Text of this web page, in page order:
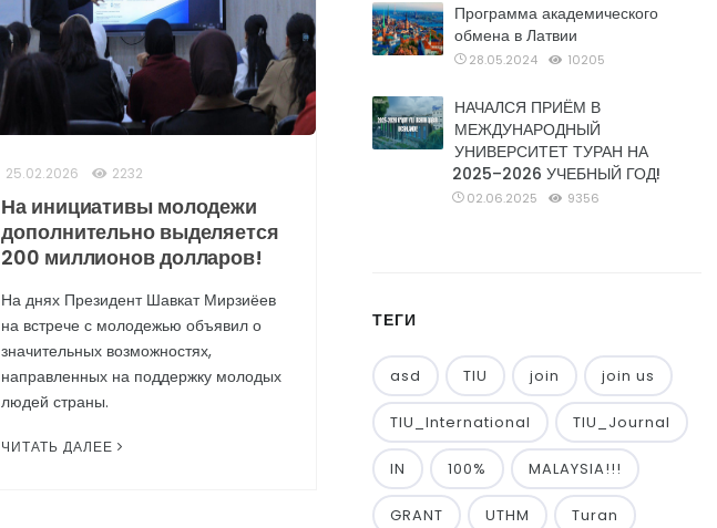
25.02.2026 2232
На инициативы молодежи
дополнительно выделяется
200 миллионов долларов!
На днях Президент Шавкат Мирзиёев
на встрече с молодежью объявил о
значительных возможностях,
направленных на поддержку молодых
людей страны.
ЧИТАТЬ ДАЛЕЕ
Программа академического
обмена в Латвии
28.05.2024 10205
НАЧАЛСЯ ПРИЁМ В
МЕЖДУНАРОДНЫЙ
УНИВЕРСИТЕТ ТУРАН НА
2025–2026 УЧЕБНЫЙ ГОД!
02.06.2025 9356
ТЕГИ
asd TIU join join us
TIU_International TIU_Journal
IN 100% MALAYSIA!!!
GRANT UTHM Turan